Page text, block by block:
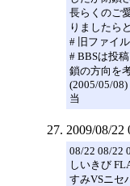
長らくのご
りましたら
# 旧ファイ
# BBSは投
鎖の方向を
(2005/05/08)
当
2009/08/22
08/22 08/22
しいきび
すみVSニセ